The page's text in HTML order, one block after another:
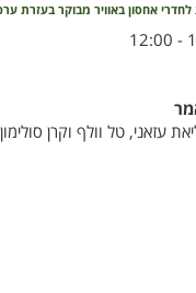
אחסון באוויר מבוקר בעזרת
עזאני, טל וולף וקרן סולימון